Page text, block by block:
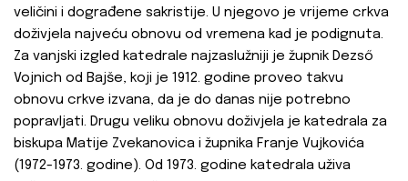
veličini i dograđene sakristije. U njegovo je vrijeme crkva
doživjela najveću obnovu od vremena kad je podignuta.
Za vanjski izgled katedrale najzaslužniji je župnik Dezső
Vojnich od Bajše, koji je 1912. godine proveo takvu
obnovu crkve izvana, da je do danas nije potrebno
popravljati. Drugu veliku obnovu doživjela je katedrala za
biskupa Matije Zvekanovica i župnika Franje Vujkovića
(1972-1973. godine). Od 1973. godine katedrala uživa